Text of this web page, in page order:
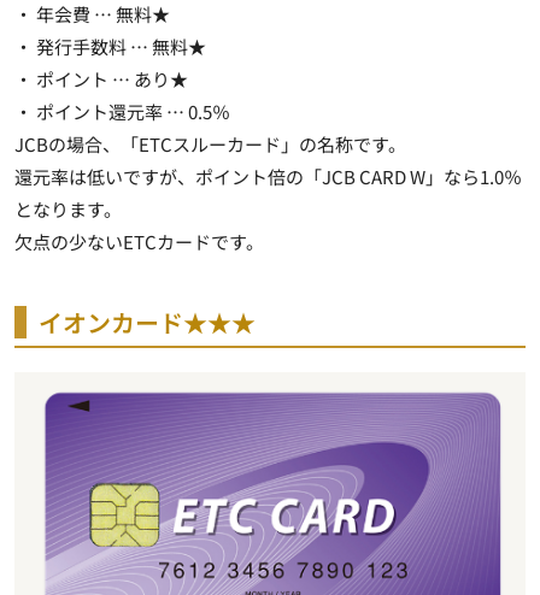
・ 年会費 …無料★
・ 発行手数料 …無料★
・ ポイント … あり★
・ ポイント還元率 … 0.5％
JCBの場合、「ETCスルーカード」の名称です。
還元率は低いですが、ポイント倍の「JCB CARD W」なら1.0％
となります。
欠点の少ないETCカードです。
イオンカード★★★